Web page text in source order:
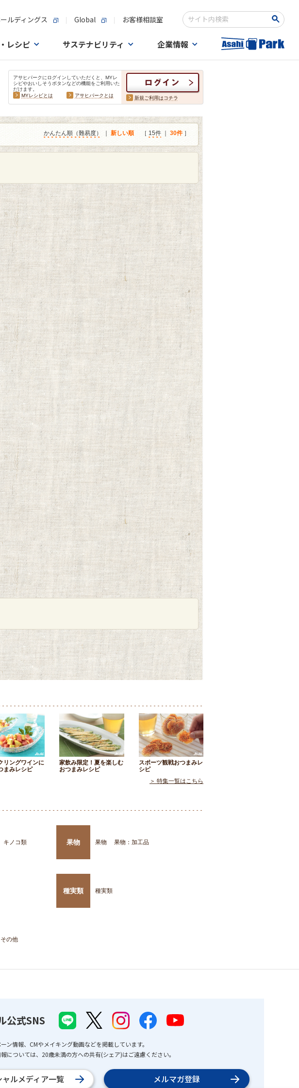
ルディングス Global お客様相談室
検索キーワード入力
レシピ サステナビリティ 企業情報
アサヒパークにログインしていただくと、MYレ
シピやおいしそうボタンなどの機能をご利用いた
だけます。
MYレシピとは
アサヒパークとは 新規ご利用はコチラ
かんたん順（難易度） 新しい順 ［ 15件 30件 ］
リングワインに
まみレシピ
家飲み限定！夏を楽しむ
おつまみレシピ
スポーツ観戦おつまみレ
シピ
＞ 特集一覧はこちら
キノコ類
果物 果物 果物：加工品
種実類 種実類
の他
公式SNS
ン情報、CMやメイキング動画などを掲載しています。
については、20歳未満の方への共有(シェア)はご遠慮ください。
ャルメディア一覧 メルマガ登録